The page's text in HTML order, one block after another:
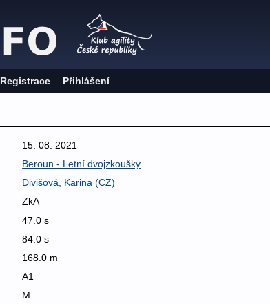
Registrace Přihlášení
15. 08. 2021
Beroun - Letní dvojzkoušky
Divišová, Karina (CZ)
ZkA
47.0 s
84.0 s
168.0 m
A1
M